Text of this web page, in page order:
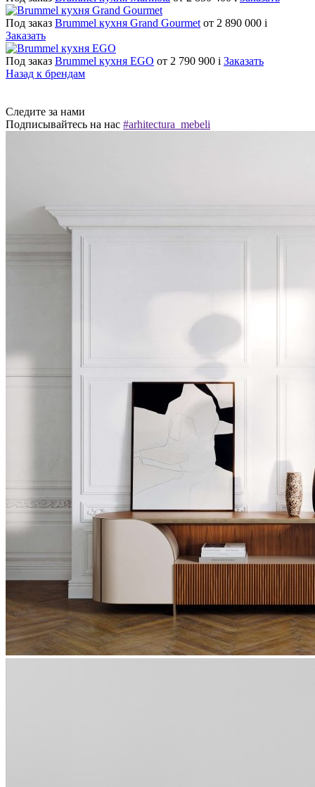
Под заказ Brummel кухня Grand Gourmet от 2 890 000 i
Заказать
Под заказ Brummel кухня EGO от 2 790 900 i Заказать
Назад к брендам
Следите за нами
Подписывайтесь на нас #arhitectura_mebeli